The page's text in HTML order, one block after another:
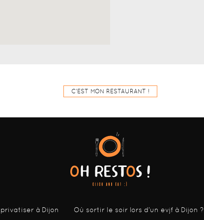
C'EST MON RESTAURANT !
à Dijon Où sortir le soir lors d’un evjf à Dijon ?